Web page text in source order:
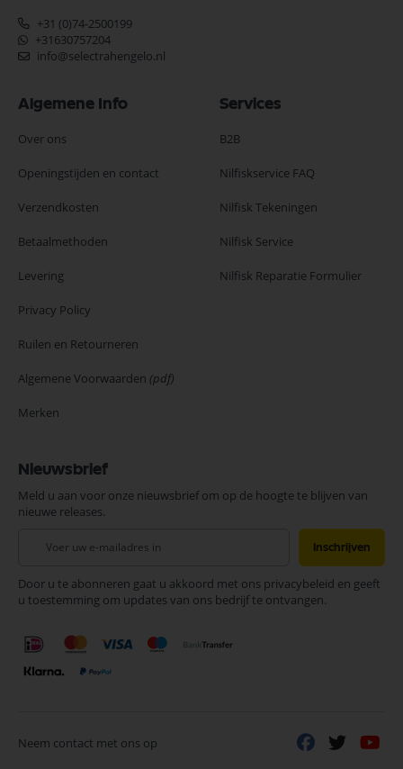
+31 (0)74-2500199
+31630757204
info@selectrahengelo.nl
Algemene Info
Over ons
Openingstijden en contact
Verzendkosten
Betaalmethoden
Levering
Privacy Policy
Ruilen en Retourneren
Algemene Voorwaarden (pdf)
Merken
Services
B2B
Nilfiskservice FAQ
Nilfisk Tekeningen
Nilfisk Service
Nilfisk Reparatie Formulier
Nieuwsbrief
Meld u aan voor onze nieuwsbrief om op de hoogte te blijven van
nieuwe releases.
onze
nieuwsbrief
Inschrijven
Door u te abonneren gaat u akkoord met ons privacybeleid en geeft
u toestemming om updates van ons bedrijf te ontvangen.
Neem contact met ons op